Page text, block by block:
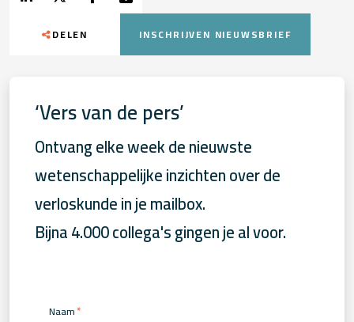
DELEN INSCHRIJVEN NIEUWSBRIEF
‘Vers van de pers’
Ontvang elke week de nieuwste
wetenschappelijke inzichten over de
verloskunde in je mailbox.
Bijna 4.000 collega's gingen je al voor.
Naam*